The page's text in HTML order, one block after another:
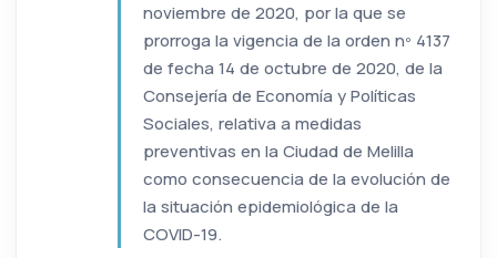
noviembre de 2020, por la que se
prorroga la vigencia de la orden nº 4137
de fecha 14 de octubre de 2020, de la
Consejería de Economía y Políticas
Sociales, relativa a medidas
preventivas en la Ciudad de Melilla
como consecuencia de la evolución de
la situación epidemiológica de la
COVID-19.